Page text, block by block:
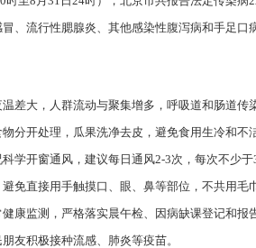
、流行性腮腺炎、其他感染性腹泻病和手足口
差大，人群流动与聚集增多，呼吸道和肠道
分开处理，瓜果洗净去皮，避免食用生冷和
学开窗通风，建议每日通风2-3次，每次不少
免直接用手触摸口、眼、鼻等部位，不共用
康监测，严格落实晨午检、因病缺课登记和
友积极接种流感、肺炎等疫苗。